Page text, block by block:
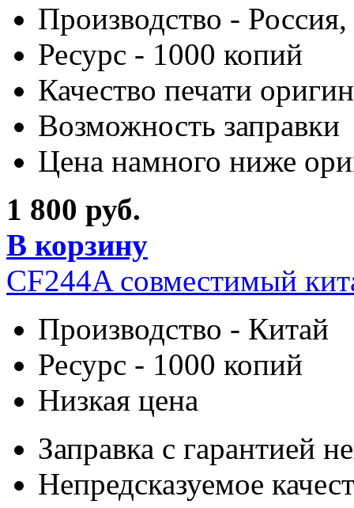
Производство -
Ресурс - 1000 копий
Качество печати
Возможность заправки
Цена намного ниже
1 800 руб.
В корзину
CF244A cовместимый
Производство - Китай
Ресурс - 1000 копий
Низкая цена
Заправка с гарантией
Непредсказуемое